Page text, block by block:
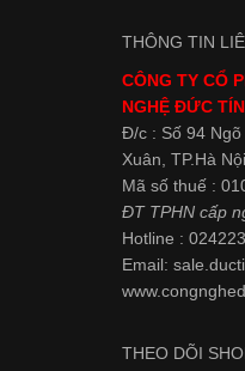
THÔNG TIN
CÔNG TY CỔ
NGHỆ ĐỨC TÍN
Đ/c : Số 94
Xuân, TP.Hà Nội
Mã số thuế :
ĐT TPHN cấp
Hotline :
Email:
www.
THEO DÕI